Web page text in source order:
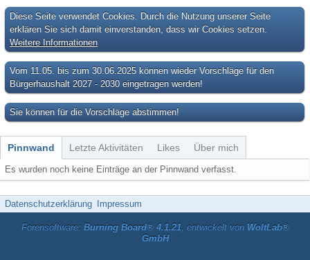
Diese Seite verwendet Cookies. Durch die Nutzung unserer Seite
erklären Sie sich damit einverstanden, dass wir Cookies setzen.
Weitere Informationen
Vom 11.05. bis zum 30.06.2025 können wieder Vorschläge für den
Bürgerhaushalt 2027 - 2030 eingetragen werden!
Sie können für die Vorschläge abstimmen!
Pinnwand Letzte Aktivitäten Likes Über mich
Es wurden noch keine Einträge an der Pinnwand verfasst.
Datenschutzerklärung Impressum
Forensoftware: Burning Board® 4.1.21, entwickelt von WoltLab®
GmbH